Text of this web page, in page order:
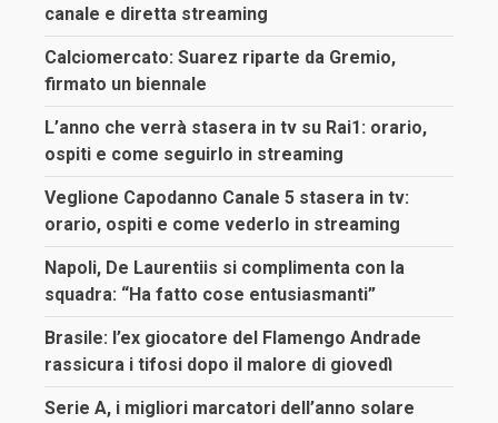
canale e diretta streaming
Calciomercato: Suarez riparte da Gremio,
firmato un biennale
L’anno che verrà stasera in tv su Rai1: orario,
ospiti e come seguirlo in streaming
Veglione Capodanno Canale 5 stasera in tv:
orario, ospiti e come vederlo in streaming
Napoli, De Laurentiis si complimenta con la
squadra: “Ha fatto cose entusiasmanti”
Brasile: l’ex giocatore del Flamengo Andrade
rassicura i tifosi dopo il malore di giovedì
Serie A, i migliori marcatori dell’anno solare